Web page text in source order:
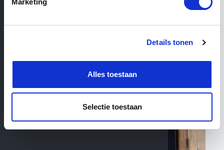
Details tonen
Alles toestaan
Selectie toestaan